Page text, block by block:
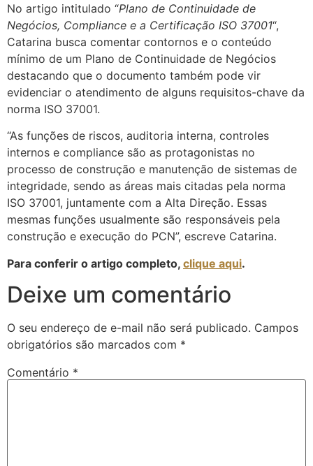
No artigo intitulado “Plano de Continuidade de
Negócios, Compliance e a Certificação ISO 37001“,
Catarina busca comentar contornos e o conteúdo
mínimo de um Plano de Continuidade de Negócios
destacando que o documento também pode vir
evidenciar o atendimento de alguns requisitos-chave da
norma ISO 37001.
“As funções de riscos, auditoria interna, controles
internos e compliance são as protagonistas no
processo de construção e manutenção de sistemas de
integridade, sendo as áreas mais citadas pela norma
ISO 37001, juntamente com a Alta Direção. Essas
mesmas funções usualmente são responsáveis pela
construção e execução do PCN”, escreve Catarina.
Para conferir o artigo completo, clique aqui.
Deixe um comentário
O seu endereço de e-mail não será publicado. Campos
obrigatórios são marcados com *
Comentário *